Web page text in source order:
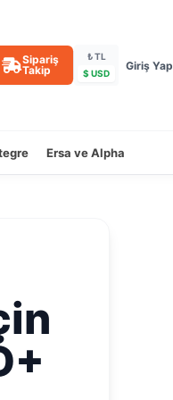
Sipariş
Takip
₺ TL
$ USD
Giriş Yap
Ersa ve Alpha